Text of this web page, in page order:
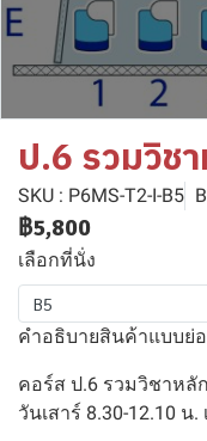
ป.6 รวมวิช
SKU : P6MS-T2-I-B5
฿5,800
เลือกที่นั่ง
B5
คำอธิบายสินค้าแบบย่อ
คอร์ส ป.6 รวมวิชาหลั
วันเสาร์ 8.30-12.10 น